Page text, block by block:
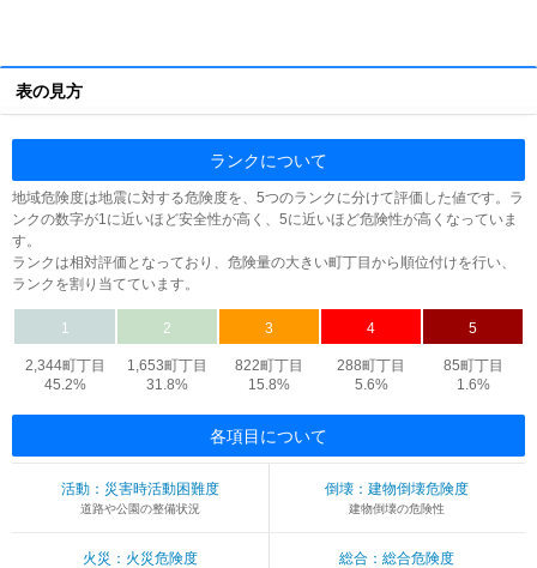
表の見方
ランクについて
地域危険度は地震に対する危険度を、5つのランクに分けて評価した値です。ラ
ンクの数字が1に近いほど安全性が高く、5に近いほど危険性が高くなっていま
す。
ランクは相対評価となっており、危険量の大きい町丁目から順位付けを行い、
ランクを割り当てています。
1 2 3 4 5
2,344町丁目
45.2%
1,653町丁目
31.8%
822町丁目
15.8%
288町丁目
5.6%
85町丁目
1.6%
各項目について
活動：災害時活動困難度
道路や公園の整備状況
倒壊：建物倒壊危険度
建物倒壊の危険性
火災：火災危険度 総合：総合危険度